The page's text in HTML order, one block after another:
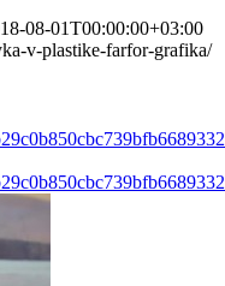
08-01T00:00:00+03:00
v-plastike-farfor-grafika/